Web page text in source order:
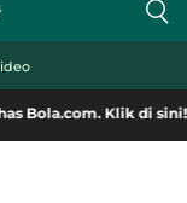
Klik di sini!